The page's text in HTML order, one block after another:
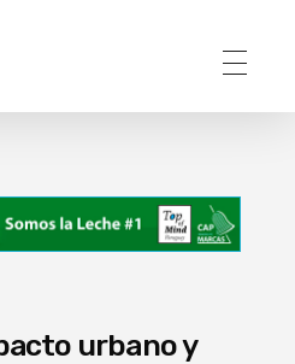
urbano y